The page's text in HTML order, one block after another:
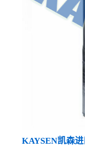
KAYSEN凯森进